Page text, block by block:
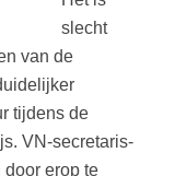
slecht
van de
tijdens de
VN-secretaris-
erop te